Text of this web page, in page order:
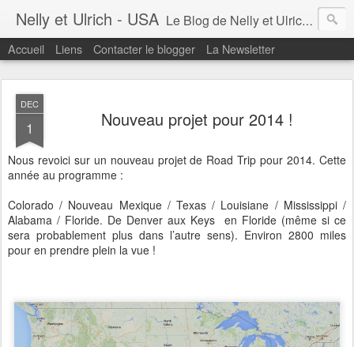
Nelly et Ulrich - USA Le Blog de Nelly et Ulrich aux Etats-Unis. Voyages et Expériences...
Accueil Liens Contacter le blogger La Newsletter
DEC
1 Nouveau projet pour 2014 !
Nous revoici sur un nouveau projet de Road Trip pour 2014. Cette
année au programme :
Colorado / Nouveau Mexique / Texas / Louisiane / Mississippi /
Alabama / Floride. De Denver aux Keys en Floride (même si ce
sera probablement plus dans l’autre sens). Environ 2800 miles
pour en prendre plein la vue !